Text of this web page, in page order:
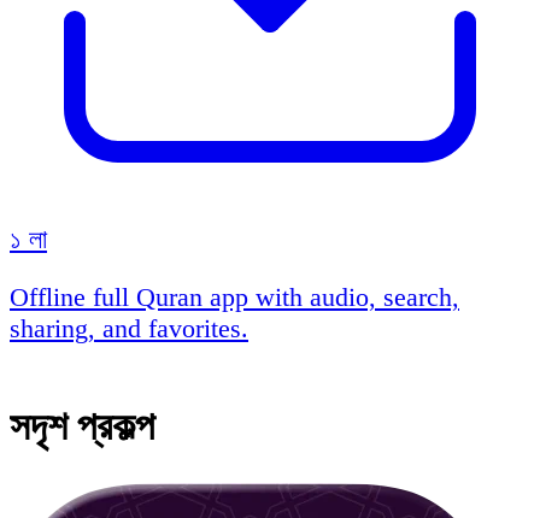
১ লা
Offline full Quran app with audio, search,
sharing, and favorites.
সদৃশ প্রকল্প